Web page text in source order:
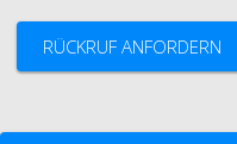
RÜCKRUF ANFORDERN